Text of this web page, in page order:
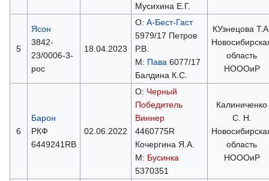
Мусихина Е.Г.
5
Ясон
3842-
23/0006-3-
рос
18.04.2023
О: А-Бест-Гаст
5979/17 Петров
Р.В.
М: Пава 6077/17
Балдина К.С.
КУзнецова
область
НОООиР
6
Барон
РКФ
6449241RB
02.06.2022
О: Черный
Победитель
Виннер
4460775R
Кочергина Я.А.
М: Бусинка
5370351
Калиниченко
С. Н.
область
НОООиР